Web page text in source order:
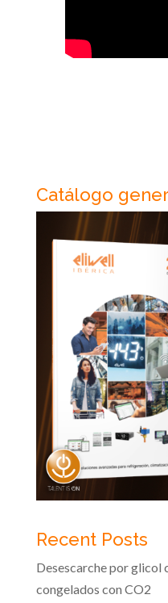
Catálogo
Recent Posts
Desescarche por glicol
congelados con CO2